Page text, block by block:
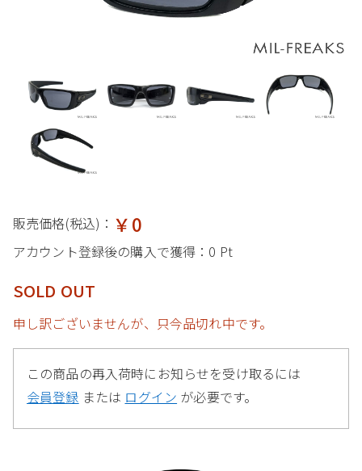
販売価格(税込)： ￥0
アカウント登録後の購入で獲得： 0 Pt
SOLD OUT
申し訳ございませんが、只今品切れ中です。
この商品の再入荷時にお知らせを受け取るには
会員登録 または ログイン が必要です。